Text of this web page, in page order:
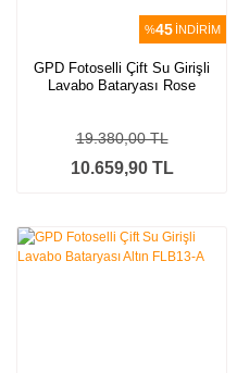
%45 İNDİRİM
GPD Fotoselli Çift Su Girişli
Lavabo Bataryası Rose
10.659,90 TL
19.380,00 TL